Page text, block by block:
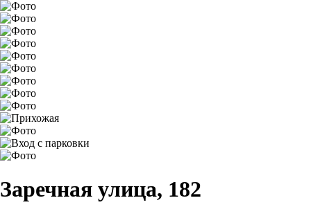
Заречная улица, 182